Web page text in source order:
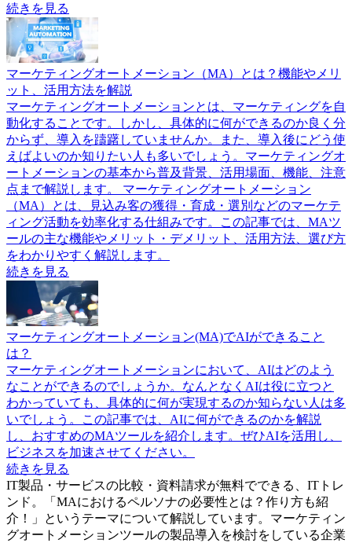
続きを見る
マーケティングオートメーション（MA）とは？機能やメリ
ット、活用方法を解説
マーケティングオートメーションとは、マーケティングを自
動化することです。しかし、具体的に何ができるのか良く分
からず、導入を躊躇していませんか。また、導入後にどう使
えばよいのか知りたい人も多いでしょう。マーケティングオ
ートメーションの基本から普及背景、活用場面、機能、注意
点まで解説します。 マーケティングオートメーション
（MA）とは、見込み客の獲得・育成・選別などのマーケテ
ィング活動を効率化する仕組みです。この記事では、MAツ
ールの主な機能やメリット・デメリット、活用方法、選び方
をわかりやすく解説します。
続きを見る
マーケティングオートメーション(MA)でAIができること
は？
マーケティングオートメーションにおいて、AIはどのよう
なことができるのでしょうか。なんとなくAIは役に立つと
わかっていても、具体的に何が実現するのか知らない人は多
いでしょう。この記事では、AIに何ができるのかを解説
し、おすすめのMAツールを紹介します。ぜひAIを活用し、
ビジネスを加速させてください。
続きを見る
IT製品・サービスの比較・資料請求が無料でできる、ITトレ
ンド。「 MAにおけるペルソナの必要性とは？作り方も紹
介！
」というテーマについて解説しています。 マーケティン
グオートメーションツールの製品導入を検討をしている企業